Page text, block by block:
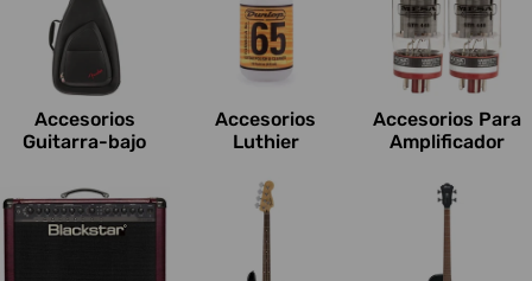
e
s
Accesorios
Guitarra-bajo
Accesorios
Luthier
Accesorios Para
Amplificador